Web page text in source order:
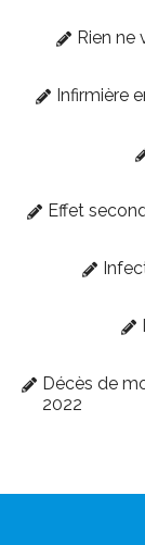
Rien ne
Infirmière
Effet
Décès de
2022